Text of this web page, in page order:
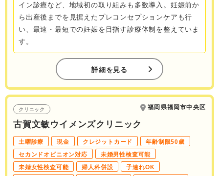
イン診療など、地域初の取り組みも多数導入。妊娠前か
ら出産後までを見据えたプレコンセプションケアも行
い、最速・最短での妊娠を目指す診療体制を整えていま
す。
詳細を見る
クリニック 福岡県福岡市中央区
古賀文敏ウイメンズクリニック
土曜診療 現金 クレジットカード
年齢制限50歳
セカンドオピニオン対応
未婚男性検査可能
未婚女性検査可能
婦人科併設
子連れOK